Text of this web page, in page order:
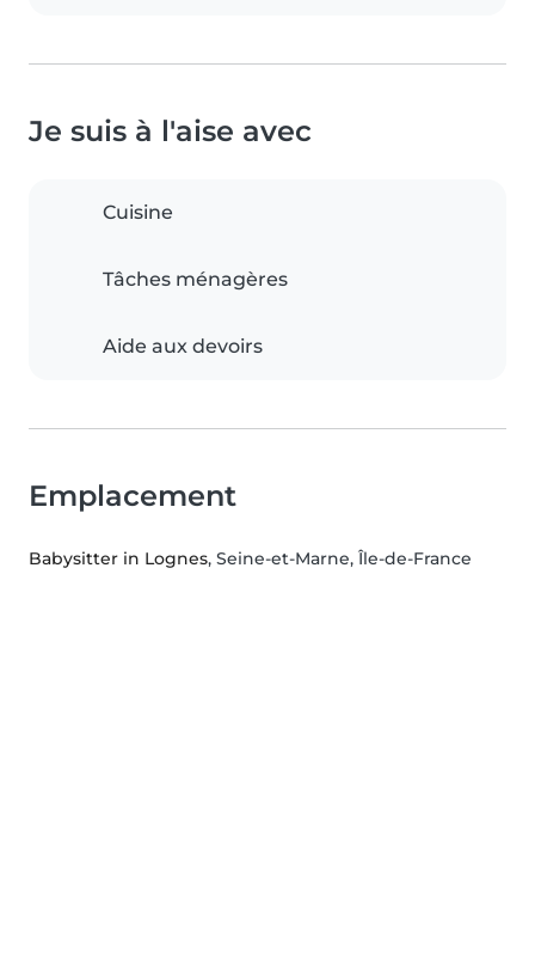
Je suis à l'aise avec
Cuisine
Tâches ménagères
Aide aux devoirs
Emplacement
Babysitter in Lognes, Seine-et-Marne, Île-de-France